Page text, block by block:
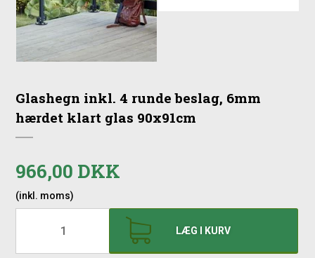
Glashegn inkl. 4 runde beslag, 6mm
hærdet klart glas 90x91cm
966,00 DKK
(inkl. moms)
LÆG I KURV